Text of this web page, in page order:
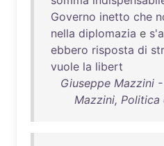
Governo inetto che
nella diplomazia e
ebbero risposta di
vuole la libert
Giuseppe Mazzini
Mazzini, Politica